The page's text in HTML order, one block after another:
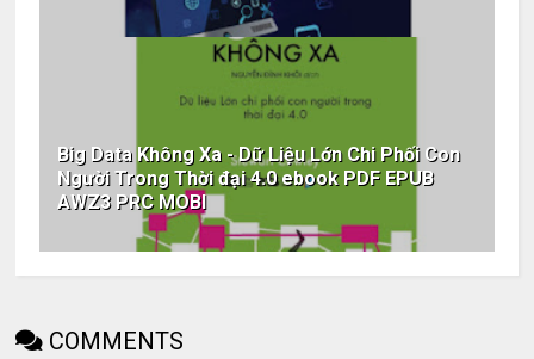
Big Data Không Xa - Dữ Liệu Lớn Chi Phối Con
Người Trong Thời đại 4.0 ebook PDF EPUB
AWZ3 PRC MOBI
COMMENTS